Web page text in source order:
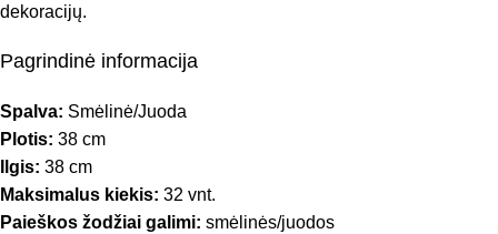
dekoracijų.
Pagrindinė informacija
Spalva: Smėlinė/Juoda
Plotis: 38 cm
Ilgis: 38 cm
Maksimalus kiekis: 32 vnt.
Paieškos žodžiai galimi: smėlinės/juodos